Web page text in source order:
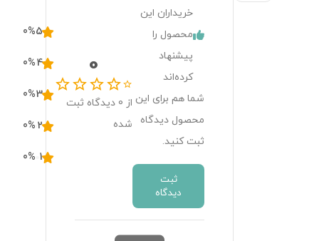
خریداران این
محصول را
پیشنهاد
کرده‌اند
شما هم برای این
محصول دیدگاه
ثبت کنید.
ثبت
دیدگاه
0
از 0 دیدگاه ثبت
شده
5
0%
4
0%
3
0%
2
0%
1
0%